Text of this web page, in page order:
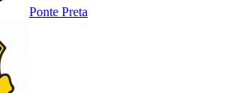
Ponte Preta